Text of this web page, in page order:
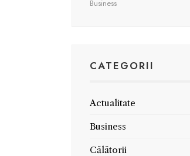
Business
CATEGORII
Actualitate
Business
Călătorii